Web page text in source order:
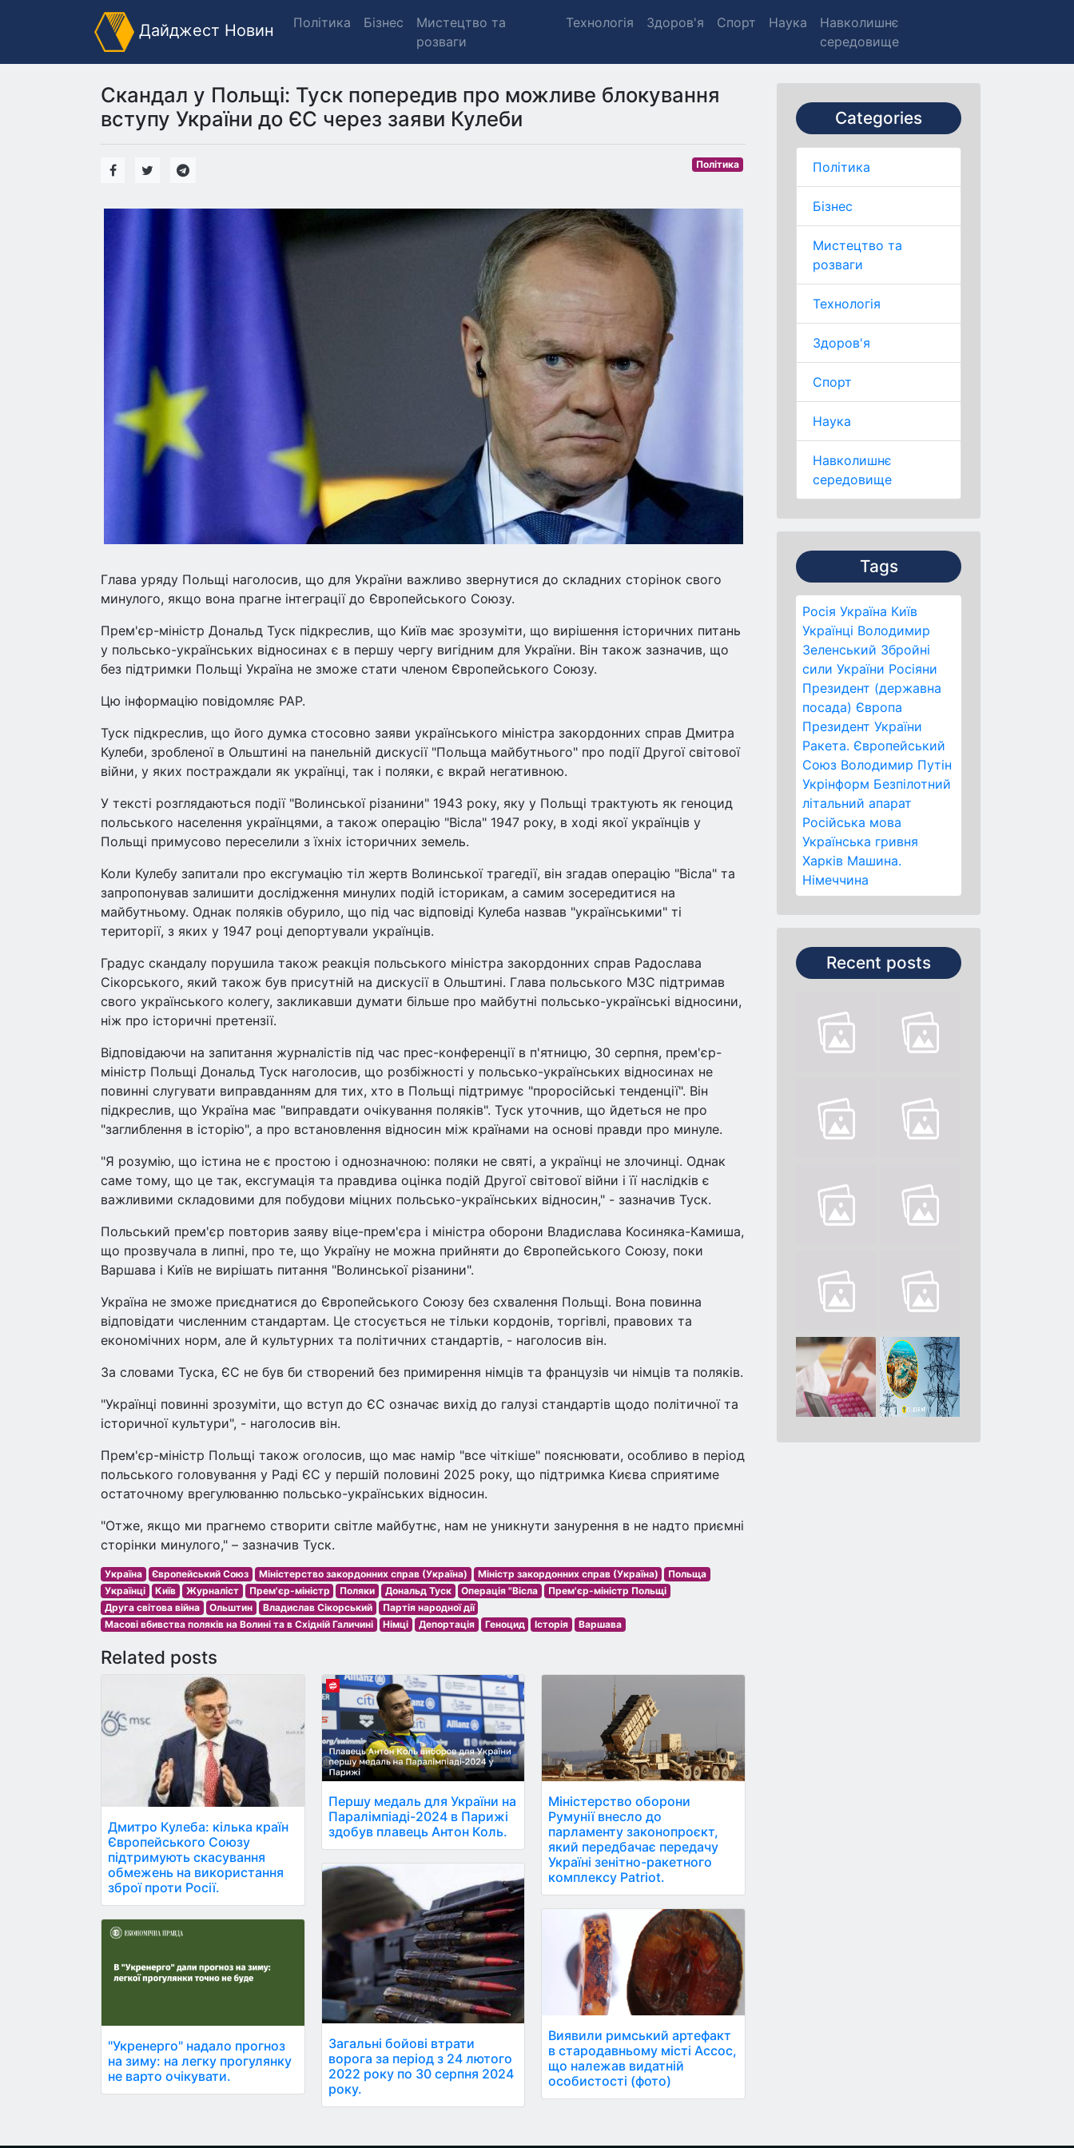
Дайджест Новин Політика Бізнес
Мистецтво та
розваги
Технологія Здоров'я Спорт Наука
Навколишнє
середовище
Categories
Політика
Бізнес
Мистецтво та
розваги
Технологія
Здоров'я
Спорт
Наука
Навколишнє
середовище
Tags
Росія Україна Київ
Українці Володимир
Зеленський Збройні
сили України Росіяни
Президент (державна
посада) Європа
Президент України
Ракета. Європейський
Союз Володимир Путін
Укрінформ Безпілотний
літальний апарат
Російська мова
Українська гривня
Харків Машина.
Німеччина
Recent posts
Скандал у Польщі: Туск попередив про можливе блокування
вступу України до ЄС через заяви Кулеби
Політика
Глава уряду Польщі наголосив, що для України важливо звернутися до складних сторінок свого
минулого, якщо вона прагне інтеграції до Європейського Союзу.
Прем'єр-міністр Дональд Туск підкреслив, що Київ має зрозуміти, що вирішення історичних питань
у польсько-українських відносинах є в першу чергу вигідним для України. Він також зазначив, що
без підтримки Польщі Україна не зможе стати членом Європейського Союзу.
Цю інформацію повідомляє PAP.
Туск підкреслив, що його думка стосовно заяви українського міністра закордонних справ Дмитра
Кулеби, зробленої в Ольштині на панельній дискусії "Польща майбутнього" про події Другої світової
війни, у яких постраждали як українці, так і поляки, є вкрай негативною.
У тексті розглядаються події "Волинської різанини" 1943 року, яку у Польщі трактують як геноцид
польського населення українцями, а також операцію "Вісла" 1947 року, в ході якої українців у
Польщі примусово переселили з їхніх історичних земель.
Коли Кулебу запитали про ексгумацію тіл жертв Волинської трагедії, він згадав операцію "Вісла" та
запропонував залишити дослідження минулих подій історикам, а самим зосередитися на
майбутньому. Однак поляків обурило, що під час відповіді Кулеба назвав "українськими" ті
території, з яких у 1947 році депортували українців.
Градус скандалу порушила також реакція польського міністра закордонних справ Радослава
Сікорського, який також був присутній на дискусії в Ольштині. Глава польського МЗС підтримав
свого українського колегу, закликавши думати більше про майбутні польсько-українські відносини,
ніж про історичні претензії.
Відповідаючи на запитання журналістів під час прес-конференції в п'ятницю, 30 серпня, прем'єр-
міністр Польщі Дональд Туск наголосив, що розбіжності у польсько-українських відносинах не
повинні слугувати виправданням для тих, хто в Польщі підтримує "проросійські тенденції". Він
підкреслив, що Україна має "виправдати очікування поляків". Туск уточнив, що йдеться не про
"заглиблення в історію", а про встановлення відносин між країнами на основі правди про минуле.
"Я розумію, що істина не є простою і однозначною: поляки не святі, а українці не злочинці. Однак
саме тому, що це так, ексгумація та правдива оцінка подій Другої світової війни і її наслідків є
важливими складовими для побудови міцних польсько-українських відносин," - зазначив Туск.
Польський прем'єр повторив заяву віце-прем'єра і міністра оборони Владислава Косиняка-Камиша,
що прозвучала в липні, про те, що Україну не можна прийняти до Європейського Союзу, поки
Варшава і Київ не вирішать питання "Волинської різанини".
Україна не зможе приєднатися до Європейського Союзу без схвалення Польщі. Вона повинна
відповідати численним стандартам. Це стосується не тільки кордонів, торгівлі, правових та
економічних норм, але й культурних та політичних стандартів, - наголосив він.
За словами Туска, ЄС не був би створений без примирення німців та французів чи німців та поляків.
"Українці повинні зрозуміти, що вступ до ЄС означає вихід до галузі стандартів щодо політичної та
історичної культури", - наголосив він.
Прем'єр-міністр Польщі також оголосив, що має намір "все чіткіше" пояснювати, особливо в період
польського головування у Раді ЄС у першій половині 2025 року, що підтримка Києва сприятиме
остаточному врегулюванню польсько-українських відносин.
"Отже, якщо ми прагнемо створити світле майбутнє, нам не уникнути занурення в не надто приємні
сторінки минулого," – зазначив Туск.
Україна Європейський Союз Міністерство закордонних справ (Україна) Міністр закордонних справ (Україна)
Польща
Українці
Київ Журналіст Прем'єр-міністр Поляки Дональд Туск Операція "Вісла
Прем'єр-міністр Польщі
Друга світова війна
Ольштин Владислав Сікорський
Партія народної дії
Масові вбивства поляків на Волині та в Східній Галичині
Німці Депортація Геноцид Історія Варшава
Related posts
Дмитро Кулеба: кілька країн
Європейського Союзу
підтримують скасування
обмежень на використання
зброї проти Росії.
"Укренерго" надало прогноз
на зиму: на легку прогулянку
не варто очікувати.
Першу медаль для України на
Паралімпіаді-2024 в Парижі
здобув плавець Антон Коль.
Загальні бойові втрати
ворога за період з 24 лютого
2022 року по 30 серпня 2024
року.
Міністерство оборони
Румунії внесло до
парламенту законопроєкт,
який передбачає передачу
Україні зенітно-ракетного
комплексу Patriot.
Виявили римський артефакт
в стародавньому місті Ассос,
що належав видатній
особистості (фото)